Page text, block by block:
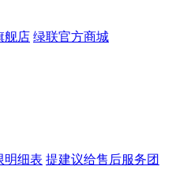
舰店 绿联官方商城
明细表 提建议给售后服务团